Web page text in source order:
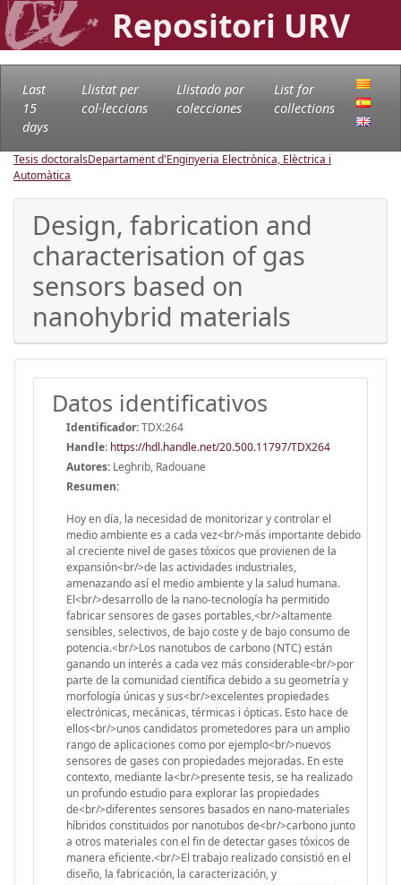
Repositori URV
Last
15
days
Llistat per
col·leccions
Llistado por
colecciones
List for
collections
Tesis doctoralsDepartament d'Enginyeria Electrònica, Elèctrica i
Automàtica
Design, fabrication and
characterisation of gas
sensors based on
nanohybrid materials
Datos identificativos
Identificador:TDX:264
Handle: https://hdl.handle.net/20.500.11797/TDX264
Autores: Leghrib, Radouane
Resumen:
Hoy en día, la necesidad de monitorizar y controlar el
medio ambiente es a cada vez<br/>más importante debido
al creciente nivel de gases tóxicos que provienen de la
expansión<br/>de las actividades industriales,
amenazando así el medio ambiente y la salud humana.
El<br/>desarrollo de la nano-tecnología ha permitido
fabricar sensores de gases portables,<br/>altamente
sensibles, selectivos, de bajo coste y de bajo consumo de
potencia.<br/>Los nanotubos de carbono (NTC) están
ganando un interés a cada vez más considerable<br/>por
parte de la comunidad científica debido a su geometría y
morfología únicas y sus<br/>excelentes propiedades
electrónicas, mecánicas, térmicas i ópticas. Esto hace de
ellos<br/>unos candidatos prometedores para un amplio
rango de aplicaciones como por ejemplo<br/>nuevos
sensores de gases con propiedades mejoradas. En este
contexto, mediante la<br/>presente tesis, se ha realizado
un profundo estudio para explorar las propiedades
de<br/>diferentes sensores basados en nano-materiales
híbridos constituidos por nanotubos de<br/>carbono junto
a otros materiales con el fin de detectar gases tóxicos de
manera eficiente.<br/>El trabajo realizado consistió en el
diseño, la fabricación, la caracterización, y